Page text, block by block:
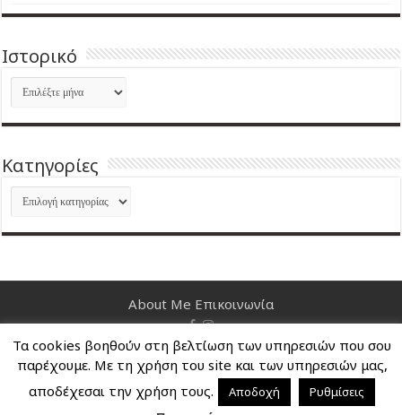
Ιστορικό
Ιστορικό
Kατηγορίες
Kατηγορίες
About Me Επικοινωνία
Nancy's Blog © Copyright 2026, All Rights Reserved
Τα cookies βοηθούν στη βελτίωση των υπηρεσιών που σου
παρέχουμε. Με τη χρήση του site και των υπηρεσιών μας,
αποδέχεσαι την χρήση τους.
Αποδοχή Ρυθμίσεις